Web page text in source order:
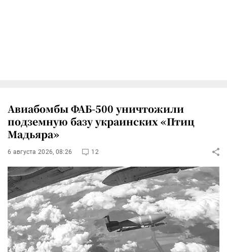
Авиабомбы ФАБ-500 уничтожили
подземную базу украинских «Птиц
Мадьяра»
6 августа 2026, 08:26 12